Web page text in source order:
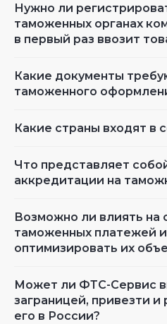
Нужно ли
таможенных органах
в первый раз ввозит
Какие документы
таможенного
Какие страны входят в
Что представляет
аккредитации на
Возможно ли влиять на
таможенных платежей и
оптимизировать их
Может ли ФТС-Сервис
заграницей, привезти
его в России?